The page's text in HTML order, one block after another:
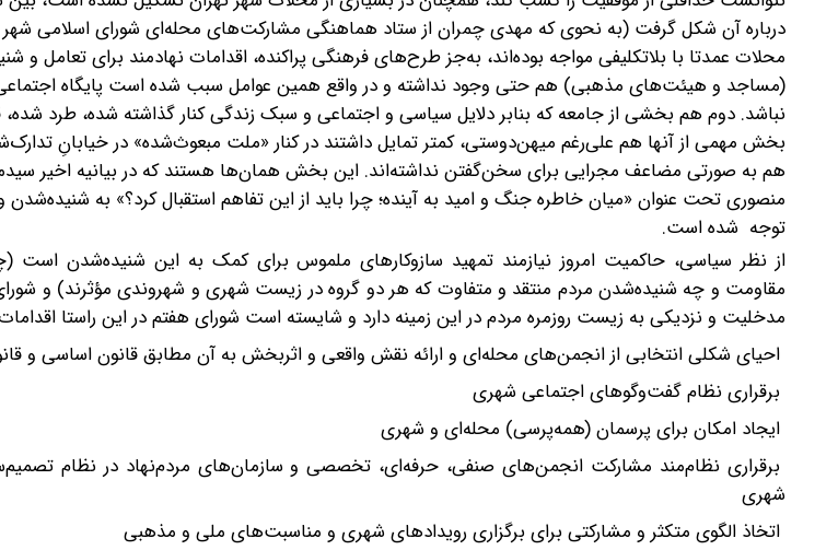
درباره آن شکل گرفت (به نحوی که مهدی چمران از ستاد هماهنگی مشارکت‌های محله‌ای شورای اسلامی شهر
محلات عمدتا با بلاتکلیفی مواجه بوده‌اند، به‌جز طرح‌های فرهنگی پراکنده، اقدامات نهادمند برای تعامل
(مساجد و هیئت‌های مذهبی) هم حتی وجود نداشته و در واقع همین عوامل سبب شده است پایگاه
نباشد. دوم هم بخشی از جامعه که بنابر دلایل سیاسی و اجتماعی و سبک زندگی کنار گذاشته شده، طرد
بخش مهمی از آنها هم علی‌رغم میهن‌دوستی، کمتر تمایل داشتند در کنار «ملت مبعوث‌شده» در خیابانِ
هم به صورتی مضاعف مجرایی برای سخن‌گفتن نداشته‌اند. این بخش همان‌ها هستند که در بیانیه اخیر
منصوری تحت عنوان «میان خاطره جنگ و امید به آینده؛ چرا باید از این تفاهم استقبال کرد؟» به
توجه شده است.
از نظر سیاسی، حاکمیت امروز نیازمند تمهید سازوکارهای ملموس برای کمک به این شنیده‌شدن است
مقاومت و چه شنیده‌شدن مردم منتقد و متفاوت که هر دو گروه در زیست شهری و شهروندی مؤثرند) و
مدخلیت و نزدیکی به زیست روزمره مردم در این زمینه دارد و شایسته است شورای هفتم در این راستا
احیای شکلی انتخابی از انجمن‌های محله‌ای و ارائه نقش واقعی و اثربخش به آن مطابق قانون اساسی و
برقراری نظام گفت‌وگوهای اجتماعی شهری
ایجاد امکان برای پرسمان (همه‌پرسی) محله‌ای و شهری
برقراری نظام‌مند مشارکت انجمن‌های صنفی، حرفه‌ای، تخصصی و سازمان‌های مردم‌نهاد در نظام
شهری
اتخاذ الگوی متکثر و مشارکتی برای برگزاری رویدادهای شهری و مناسبت‌های ملی و مذهبی